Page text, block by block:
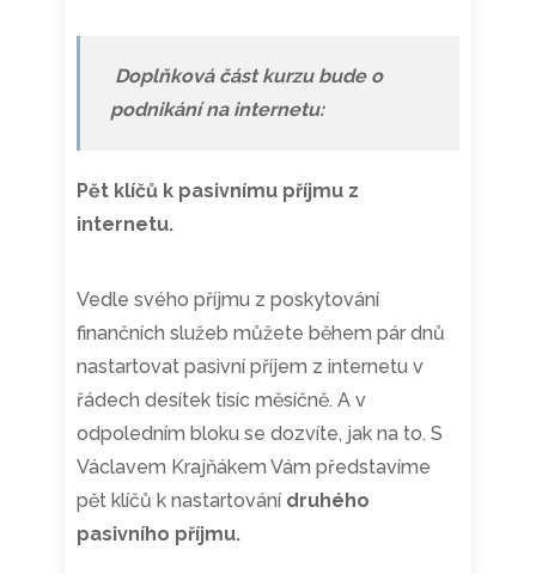
Doplňková část kurzu bude o
podnikání na internetu:
Pět klíčů k pasivnímu příjmu z
internetu.
Vedle svého příjmu z poskytování
finančních služeb můžete během pár dnů
nastartovat pasivní příjem z internetu v
řádech desítek tisíc měsíčně. A v
odpoledním bloku se dozvíte, jak na to. S
Václavem Krajňákem Vám představíme
pět klíčů k nastartování druhého
pasivního příjmu.